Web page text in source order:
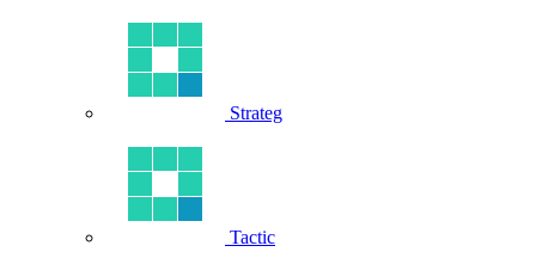
Strateg
Tactic